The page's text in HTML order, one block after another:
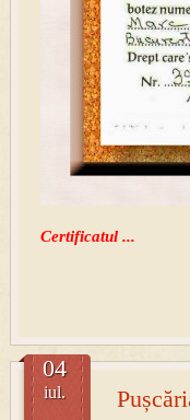
Certificatul ...
04
iul.